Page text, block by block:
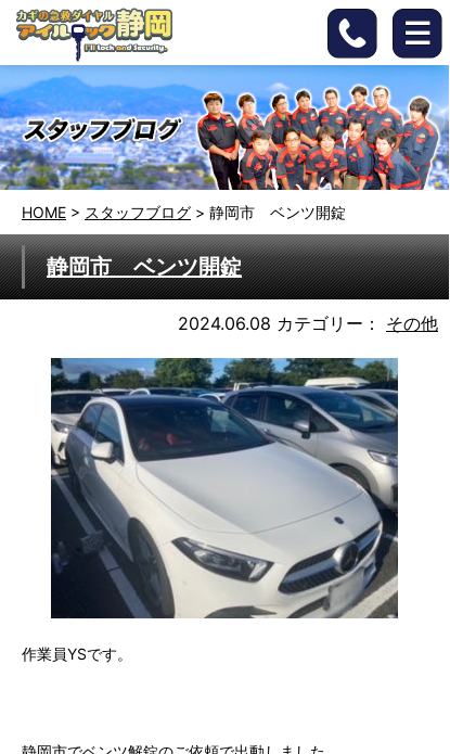
HOME > スタッフブログ > 静岡市 ベンツ開錠
静岡市 ベンツ開錠
2024.06.08 カテゴリー： その他
作業員YSです。